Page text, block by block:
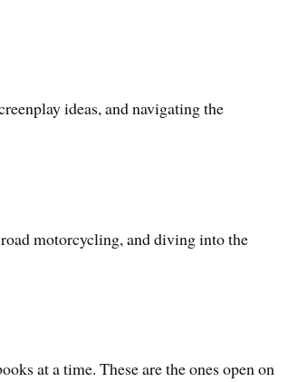
ideas, and navigating the
motorcycling, and diving into the
at a time. These are the ones open on